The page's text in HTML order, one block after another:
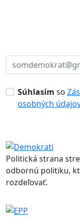
Súhlasím so
osobných
Politická strana
odbornú politiku,
rozdeľovať.